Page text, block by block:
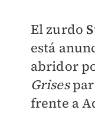
El zurdo
está
abridor
Grises
frente a